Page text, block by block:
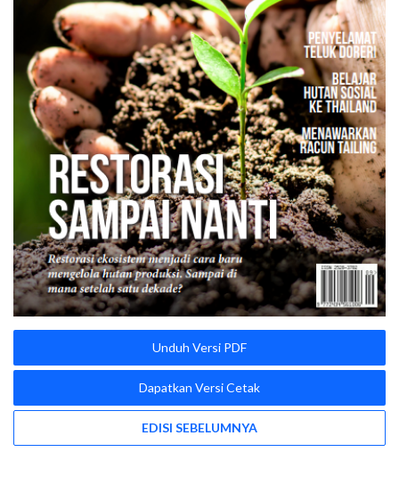
Unduh Versi PDF
Dapatkan Versi Cetak
EDISI SEBELUMNYA